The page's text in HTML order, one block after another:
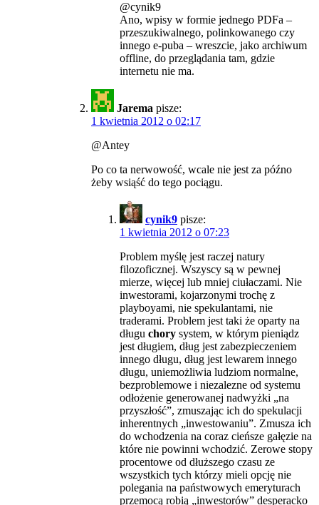
@cynik9
Ano, wpisy w formie jednego PDFa –
przeszukiwalnego, polinkowanego czy
innego e-puba – wreszcie, jako archiwum
offline, do przeglądania tam, gdzie
internetu nie ma.
Jarema pisze:
1 kwietnia 2012 o 02:17
@Antey
Po co ta nerwowość, wcale nie jest za późno
żeby wsiąść do tego pociągu.
cynik9 pisze:
1 kwietnia 2012 o 07:23
Problem myślę jest raczej natury
filozoficznej. Wszyscy są w pewnej
mierze, więcej lub mniej ciułaczami. Nie
inwestorami, kojarzonymi trochę z
playboyami, nie spekulantami, nie
traderami. Problem jest taki że oparty na
długu chory system, w którym pieniądz
jest długiem, dług jest zabezpieczeniem
innego długu, dług jest lewarem innego
długu, uniemożliwia ludziom normalne,
bezproblemowe i niezalezne od systemu
odłożenie generowanej nadwyżki „na
przyszłość”, zmuszając ich do spekulacji
inherentnych „inwestowaniu”. Zmusza ich
do wchodzenia na coraz cieńsze gałęzie na
które nie powinni wchodzić. Zerowe stopy
procentowe od dłuższego czasu ze
wszystkich tych którzy mieli opcję nie
polegania na państwowych emeryturach
przemocą robią „inwestorów” desperacko